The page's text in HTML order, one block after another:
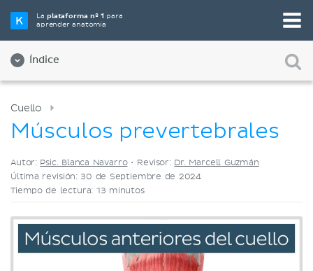
Laplataforma nº 1 para
aprender anatomía
Índice
Elige tu herramienta de estudio favorita
Videos
Cuello
Músculos prevertebrales
Autor: Psic. Blanca Navarro• Revisor: Dr. Marcell Guzmán
Última revisión: 30 de Septiembre de 2024
Tiempo de lectura: 13 minutos